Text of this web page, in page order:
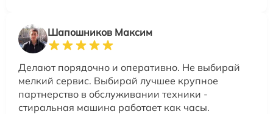
Шапошников Максим
Делают порядочно и оперативно. Не выбирай
мелкий сервис. Выбирай лучшее крупное
партнерство в обслуживании техники -
стиральная машина работает как часы.